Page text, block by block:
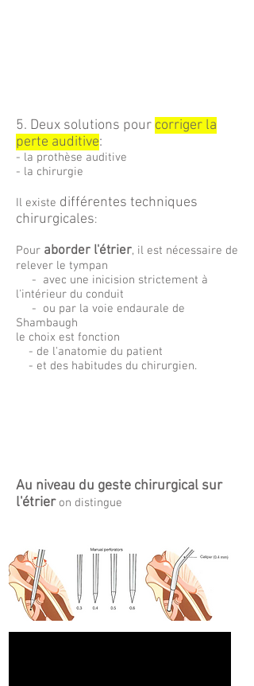
5. Deux solutions pour corriger la
perte auditive:
- la prothèse auditive
- la chirurgie
Il existe différentes techniques
chirurgicales:
Pour aborder l'étrier, il est nécessaire de
relever le tympan
- avec une inicision strictement à
l'intérieur du conduit
- ou par la voie endaurale de
Shambaugh
le choix est fonction
- de l'anatomie du patient
- et des habitudes du chirurgien.
Au niveau du geste chirurgical sur
l'étrier on distingue
- laplatinectomie
, la plus ancienne, où
on enlève tout ou partie de la platine